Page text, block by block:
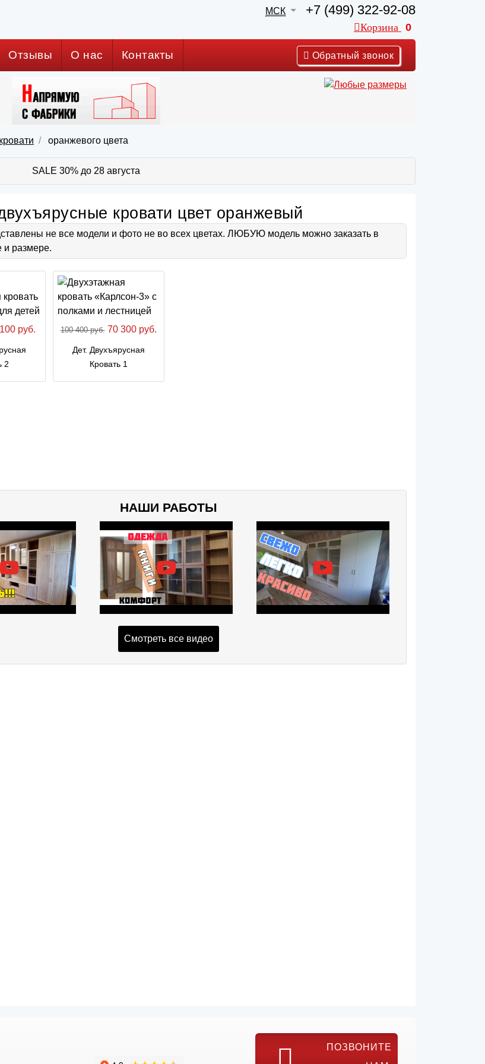
МСК +7 (499) 322-92-08
Корзина 0
Отзывы О нас Контакты Обратный звонок
оранжевого цвета
SALE 30% до 28 августа
кровати цвет оранжевый
не все модели и фото не во всех цветах. ЛЮБУЮ модель можно заказать в
размере.
руб.
2
100 400 руб.70 300 руб.
Дет. Двухъярусная
Кровать 1
НАШИ РАБОТЫ
Смотреть все видео
ПОЗВОНИТЕ